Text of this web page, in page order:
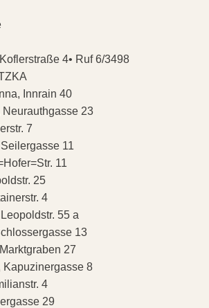
4• Ruf 6/3498
Innrain 40
Neurauthgasse 23
7
11
11
25
4
55 a
13
27
Kapuzinergasse 8
4
29